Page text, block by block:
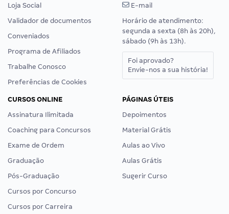
Loja Social
Validador de documentos
Conveniados
Programa de Afiliados
Trabalhe Conosco
Preferências de Cookies
E-mail
Horário de atendimento:
segunda a sexta (8h às 20h),
sábado (9h às 13h).
Foi aprovado?
Envie-nos a sua história!
CURSOS ONLINE
Assinatura Ilimitada
Coaching para Concursos
Exame de Ordem
Graduação
Pós-Graduação
Cursos por Concurso
Cursos por Carreira
PÁGINAS ÚTEIS
Depoimentos
Material Grátis
Aulas ao Vivo
Aulas Grátis
Sugerir Curso